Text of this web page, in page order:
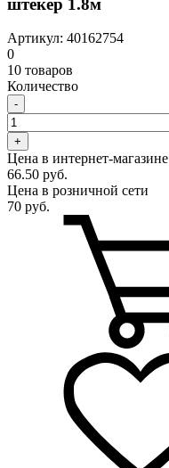
штекер 1.8м
Артикул: 40162754
0
10 товаров
Количество
-
+
Цена в интернет-магазине
66.50 руб.
Цена в розничной сети
70 руб.